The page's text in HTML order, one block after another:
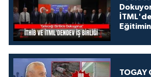
TOGAY